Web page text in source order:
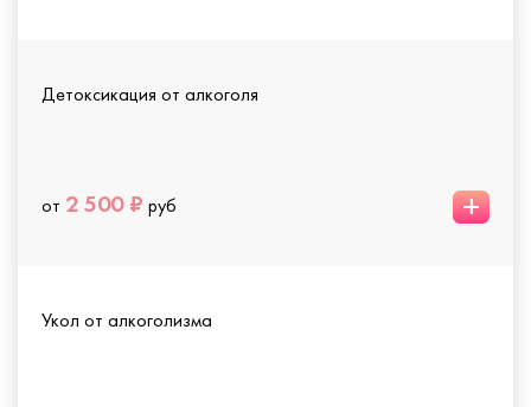
Детоксикация от алкоголя
от 2 500 ₽ руб +
Укол от алкоголизма